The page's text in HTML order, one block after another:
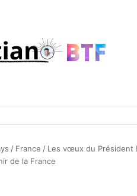
/ France / Les vœux du Président
de la France